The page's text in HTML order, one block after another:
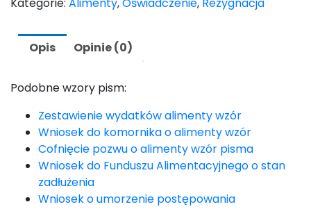
alimentów
wzórOpis Opinie (0)
Podobne wzory pism:
Zestawienie wydatków alimenty wzór
Wniosek do komornika o alimenty wzór
Cofnięcie pozwu o alimenty wzór pisma
Wniosek do Funduszu Alimentacyjnego o stan
zadłużenia
Wniosek o umorzenie postępowania